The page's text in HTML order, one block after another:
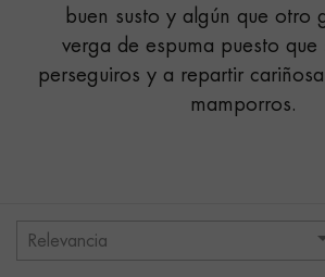
buen susto y algún que otro
verga de espuma puesto que
perseguiros y a repartir
mamporros.
Relevancia